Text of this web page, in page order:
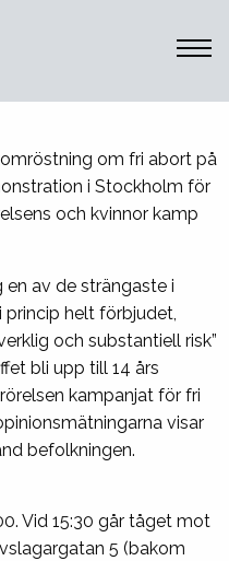
om fri abort på
i Stockholm för
och kvinnor kamp
av de strängaste i
helt förbjudet,
och substantiell risk”
bli upp till 14 års
kampanjat för fri
visar
befolkningen.
Vid 15:30 går tåget mot
5 (bakom